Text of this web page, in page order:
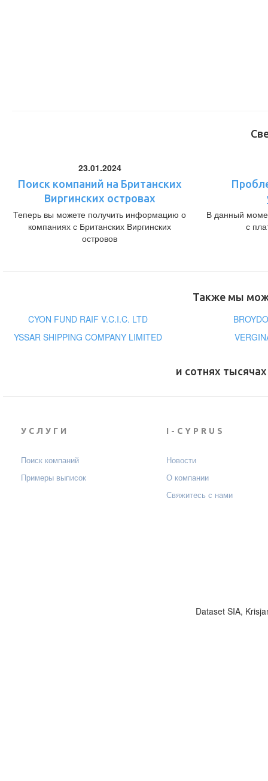
23.01.2024
Поиск компаний на Британских
Виргинских островах
Теперь вы можете получить информацию о
компаниях с Британских Виргинских
островов
В данный
с
Также мы
CYON FUND RAIF V.C.I.C. LTD
YSSAR SHIPPING COMPANY LIMITED
и сотнях
УСЛУГИ
Поиск компаний
Примеры выписок
I-CYPRUS
Новости
О компании
Свяжитесь с нами
Dataset SIA,